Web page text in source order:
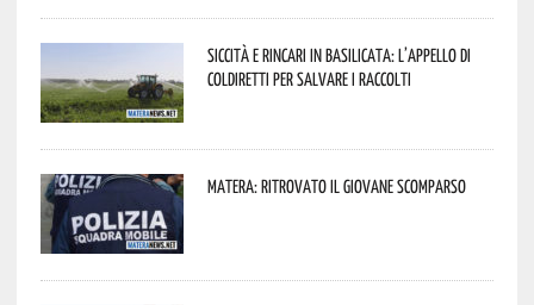
Siccità e rincari in Basilicata: l’appello di
Coldiretti per salvare i raccolti
Matera: ritrovato il giovane scomparso